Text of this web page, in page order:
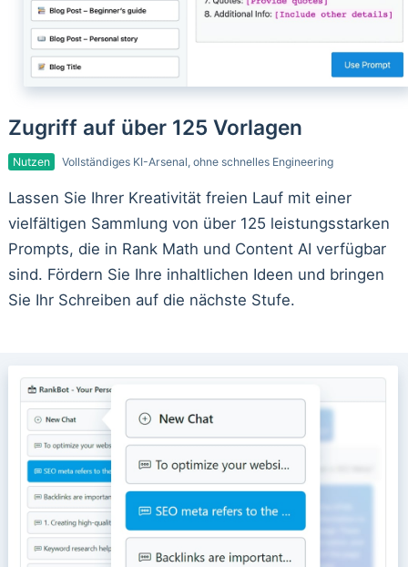
Zugriff auf über 125 Vorlagen
Nutzen Vollständiges KI-Arsenal, ohne schnelles Engineering
Lassen Sie Ihrer Kreativität freien Lauf mit einer
vielfältigen Sammlung von über 125 leistungsstarken
Prompts, die in Rank Math und Content AI verfügbar
sind. Fördern Sie Ihre inhaltlichen Ideen und bringen
Sie Ihr Schreiben auf die nächste Stufe.